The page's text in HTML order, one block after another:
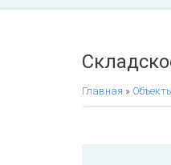
Главная »